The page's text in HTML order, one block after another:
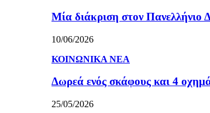
Μία διάκριση στον
10/06/2026
ΚΟΙΝΩΝΙΚΑ ΝΕΑ
Δωρεά ενός σκάφους και 4
25/05/2026